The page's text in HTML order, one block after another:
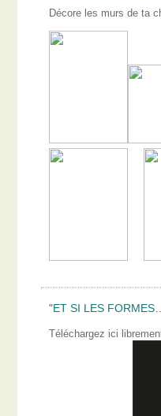
Décore les murs de ta
"ET SI LES
Téléchargez ici